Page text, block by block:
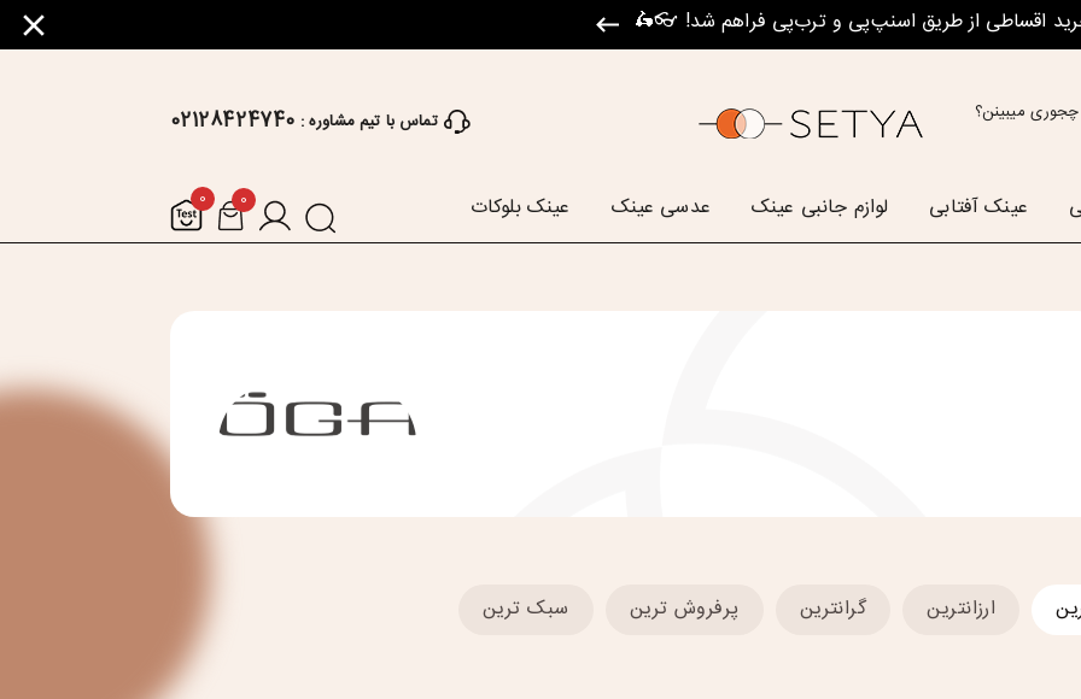
اقساطی از طریق اسنپ‌پی و ترب‌پی فراهم شد! 👓🛵
میبینن؟ تماس با تیم مشاوره : 02128424740
عینک آفتابی لوازم جانبی عینک عدسی عینک عینک بلوکات 0
0
ارزانترین گرانترین پرفروش ترین سبک ترین